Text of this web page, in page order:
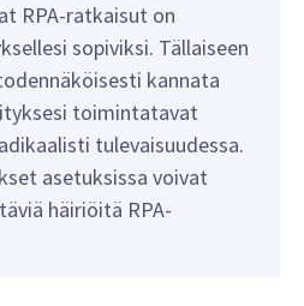
RPA-ratkaisut on
sopiviksi. Tällaiseen
kannata
toimintatavat
tulevaisuudessa.
asetuksissa voivat
häiriöitä RPA-